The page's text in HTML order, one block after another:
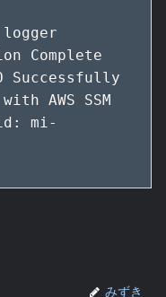
Complete
Successfully
AWS SSM
mi-
みずき